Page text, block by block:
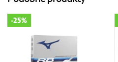
-25%